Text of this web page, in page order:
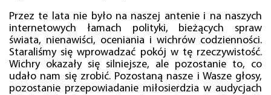
Przez te lata nie było na naszej antenie i na naszych
internetowych łamach polityki, bieżących spraw
świata, nienawiści, oceniania i wichrów codzienności.
Staraliśmy się wprowadzać pokój w tę rzeczywistość.
Wichry okazały się silniejsze, ale pozostanie to, co
udało nam się zrobić. Pozostaną nasze i Wasze głosy,
pozostanie przepowiadanie miłosierdzia w audycjach